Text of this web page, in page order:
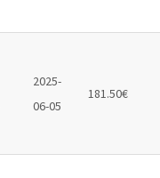
2025-
06-05
181.50€